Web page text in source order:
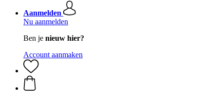
Aanmelden
Nu aanmelden
Ben je nieuw hier?
Account aanmaken